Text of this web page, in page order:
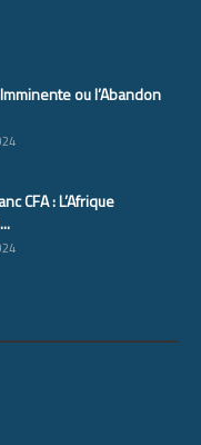
ou l’Abandon
CFA : L’Afrique